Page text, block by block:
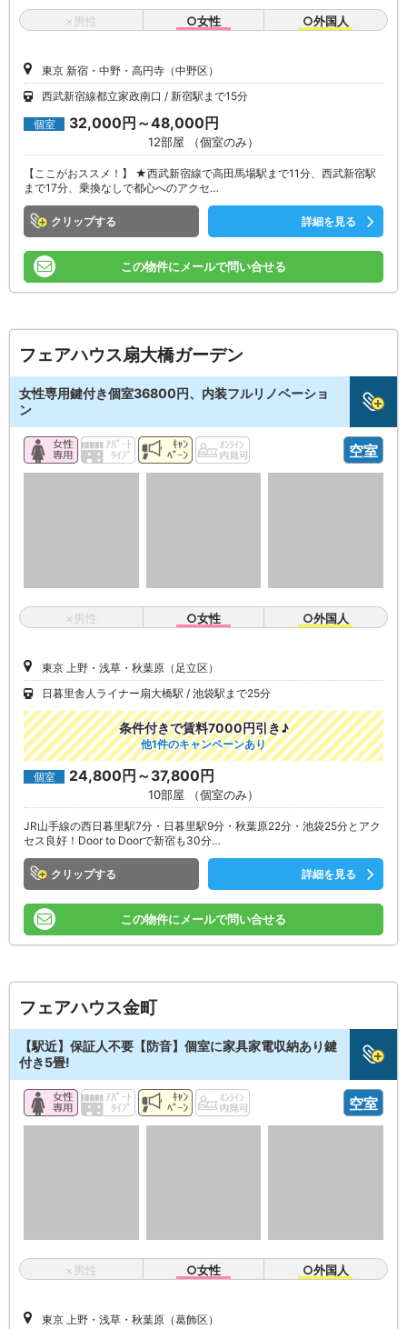
×男性 ○女性 ○外国人
東京 新宿・中野・高円寺（中野区）
西武新宿線都立家政南口
新宿駅まで15分
個室 32,000円～48,000円
12部屋 （個室のみ）
【ここがおススメ！】 ★西武新宿線で高田馬場駅まで11分、西武新宿駅
まで17分、乗換なしで都心へのアクセ…
クリップ 詳細を見る
この物件にメールで問い合せる
フェアハウス扇大橋ガーデン
女性専用鍵付き個室36800円、内装フルリノベーショ
ン
空室
×男性 ○女性 ○外国人
東京 上野・浅草・秋葉原（足立区）
日暮里舎人ライナー扇大橋駅
池袋駅まで25分
条件付きで賃料7000円引き♪
他1件のキャンペーンあり
個室 24,800円～37,800円
10部屋 （個室のみ）
JR山手線の西日暮里駅7分・日暮里駅9分・秋葉原22分・池袋25分とアク
セス良好！Door to Doorで新宿も30分…
クリップ 詳細を見る
この物件にメールで問い合せる
フェアハウス金町
【駅近】保証人不要【防音】個室に家具家電収納あり鍵
付き5畳!
空室
×男性 ○女性 ○外国人
東京 上野・浅草・秋葉原（葛飾区）